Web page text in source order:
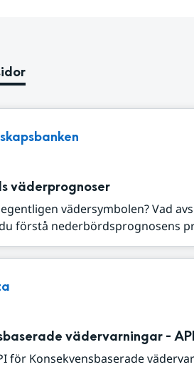
väderprognoser
vädersymbolen? Vad
förstå nederbördsprognosens
vädervarningar -
för Konsekvensbaserade